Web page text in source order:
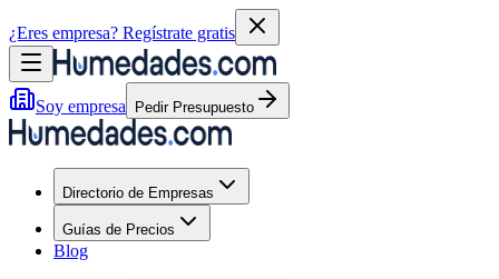
¿Eres empresa? Regístrate gratis
Soy empresa Pedir Presupuesto
Directorio de Empresas
Guías de Precios
Blog